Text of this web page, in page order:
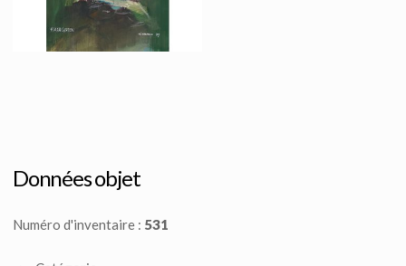
Fait pour la promotion
Données objet
Numéro d'inventaire : 531